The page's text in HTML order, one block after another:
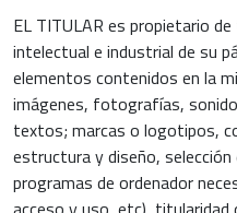
EL TITULAR es propietario
intelectual e industrial de su
elementos contenidos en la
imágenes, fotografías,
textos; marcas o logotipos,
estructura y diseño,
programas de ordenador